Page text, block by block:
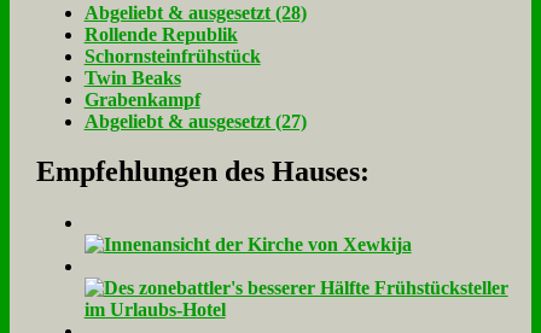
Ab­ge­liebt & aus­ge­setzt (28)
Rol­len­de Re­pu­blik
Schorn­stein­früh­stück
Twin Beaks
Gra­ben­kampf
Ab­ge­liebt & aus­ge­setzt (27)
Empfehlungen des Hauses: